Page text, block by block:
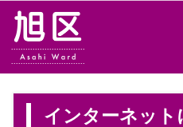
インターネット